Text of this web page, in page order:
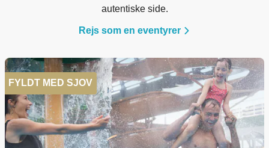
autentiske side.
Rejs som en eventyrer
FYLDT MED SJOV